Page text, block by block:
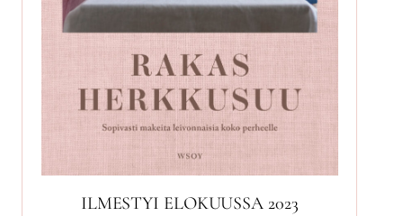
ILMESTYI ELOKUUSSA 2023